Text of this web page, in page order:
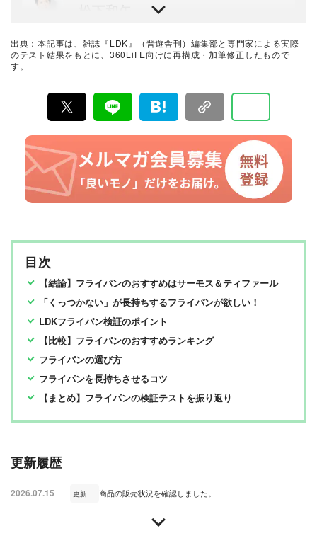
以上の商品テストを行うプロ。機械工学専攻。産業機械
の保全・メンテナンス、日用雑貨品メーカーの開発業務
を経て、民間の試験機関で多くの商品テストに従事。テ
品や家電製品が専門。テスト方法の妥当性を担保しつ
つ、誰が見ても一目で結果が分かるビジュアル性を伴う
手法を心がけている。趣味はプラモデル作り。
「LDK」編集部員。新製品を見るとつい気になってチェ
ックしてしまうタイプ。みんながよいものを手に取れる
高橋咲彩
雑誌『LDK』を統括する自称テスト大好き人間。得意な
ジャンルは収納や日用品、文房具・雑貨など。人気ショ
ップ巡りも日課。1993年生まれ。2018年に晋遊舎に入社
発行の雑誌とWebサイトで、掃除用品から収納インテリ
ア、食品まで、あらゆるジャンルの商品を徹底的に検
証。編集部と専門家、そして社内検証機関が実際に使っ
て見つけた「本当に良いもの」と「お役立ち情報」を厳
選してあなたにお届け。編集長・高橋咲彩を中心に、11
名以上の編集体制で日々の検証・記事制作を行っていま
す。
出典：本記事は、雑誌『LDK』（晋遊舎刊）編集部と専門家による実際
のテスト結果をもとに、360LiFE向けに再構成・加筆修正したもので
す。
目次
【結論】フライパンのおすすめはサーモス＆ティファール
「くっつかない」が長持ちするフライパンが欲しい！
LDKフライパン検証のポイント
【比較】フライパンのおすすめランキング
フライパンの選び方
フライパンを長持ちさせるコツ
【まとめ】フライパンの検証テストを振り返り
更新履歴
2026.07.15 更新 商品の販売状況を確認しました。